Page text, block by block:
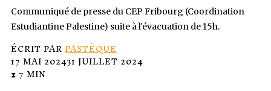
Communiqué de presse du CEP Fribourg (Coordination
Estudiantine Palestine) suite à l'évacuation de 15h.
ÉCRIT PARPASTÈQUE
17 MAI 202431 JUILLET 2024
⧗ 7 MIN